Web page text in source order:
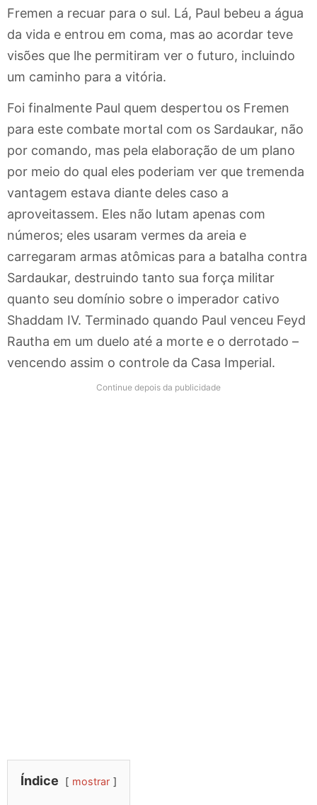
Fremen a recuar para o sul. Lá, Paul bebeu a água
da vida e entrou em coma, mas ao acordar teve
visões que lhe permitiram ver o futuro, incluindo
um caminho para a vitória.
Foi finalmente Paul quem despertou os Fremen
para este combate mortal com os Sardaukar, não
por comando, mas pela elaboração de um plano
por meio do qual eles poderiam ver que tremenda
vantagem estava diante deles caso a
aproveitassem. Eles não lutam apenas com
números; eles usaram vermes da areia e
carregaram armas atômicas para a batalha contra
Sardaukar, destruindo tanto sua força militar
quanto seu domínio sobre o imperador cativo
Shaddam IV. Terminado quando Paul venceu Feyd
Rautha em um duelo até a morte e o derrotado –
vencendo assim o controle da Casa Imperial.
Continue depois da publicidade
Índice mostrar